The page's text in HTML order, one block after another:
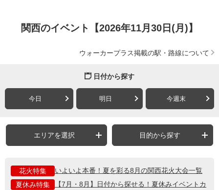
関西のイベント【2026年11月30日(月)】
ウォーカープラス掲載の駅・路線について
日付から探す
今日 明日 今週末
エリアを選択 目的から探す
花火特集
いよいよ本番！夏を彩る8月の関西花火大会一覧
夏休み特集
【7月・8月】日付から探せる！夏休みイベントカ